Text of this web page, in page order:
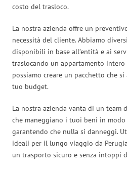
costo del trasloco.
La nostra azienda offre un
necessità del cliente. Abbiamo
disponibili in base all’entità e ai
traslocando un appartamento intero
possiamo creare un pacchetto che
tuo budget.
La nostra azienda vanta di un team
che maneggiano i tuoi beni in
garantendo che nulla si danneggi.
ideali per il lungo viaggio da
un trasporto sicuro e senza intoppi